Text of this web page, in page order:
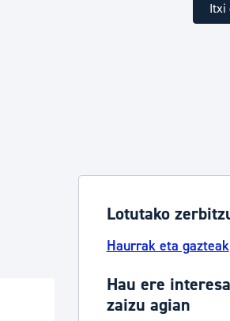
eta ingurumena
eta bizikidetza
Itxi
Lotutako
Haurrak eta gazteak
Hau ere
zaizu agian